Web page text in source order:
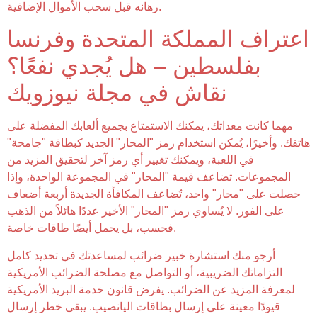
رهانه قبل سحب الأموال الإضافية.
اعتراف المملكة المتحدة وفرنسا
بفلسطين – هل يُجدي نفعًا؟
نقاش في مجلة نيوزويك
مهما كانت معداتك، يمكنك الاستمتاع بجميع ألعابك المفضلة على
هاتفك. وأخيرًا، يُمكن استخدام رمز "المحار" الجديد كبطاقة "جامحة"
في اللعبة، ويمكنك تغيير أي رمز آخر لتحقيق المزيد من
المجموعات. تضاعف قيمة "المحار" في المجموعة الواحدة، وإذا
حصلت على "محار" واحد، تُضاعف المكافأة الجديدة أربعة أضعاف
على الفور. لا يُساوي رمز "المحار" الأخير عددًا هائلاً من الذهب
فحسب، بل يحمل أيضًا طاقات خاصة.
أرجو منك استشارة خبير ضرائب لمساعدتك في تحديد كامل
التزاماتك الضريبية، أو التواصل مع مصلحة الضرائب الأمريكية
لمعرفة المزيد عن الضرائب. يفرض قانون خدمة البريد الأمريكية
قيودًا معينة على إرسال بطاقات اليانصيب. يبقى خطر إرسال